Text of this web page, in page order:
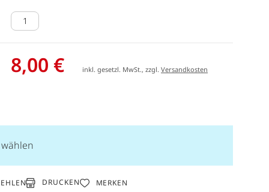
8,00 € inkl. gesetzl. MwSt., zzgl.Versandkosten
DRUCKEN MERKEN